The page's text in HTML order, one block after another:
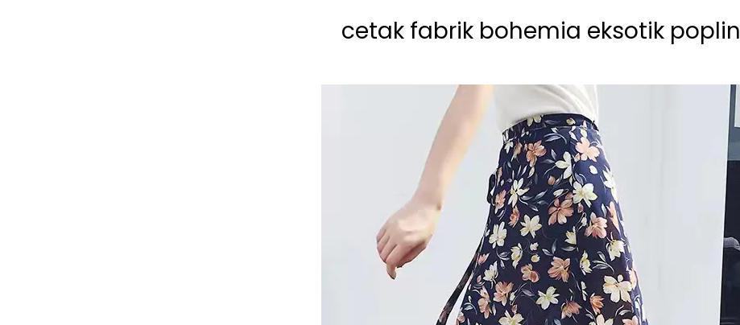
cetak fabrik bohemia eksotik poplin